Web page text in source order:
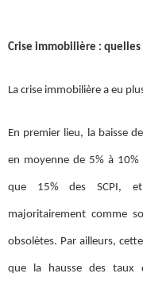
Crise immobilière : quelles
La crise immobilière a eu
En premier lieu, la baisse
en moyenne de 5% à
que 15% des SCPI,
majoritairement comme
obsolètes. Par ailleurs,
que la hausse des taux